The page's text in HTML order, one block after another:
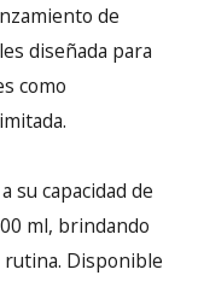
de
diseñada para
como
su capacidad de
ml, brindando
Disponible